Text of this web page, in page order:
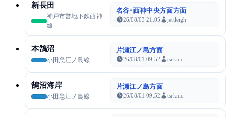
新長田
神戸市営地下鉄西神
線
名谷･西神中央方面方面
26/08/03 21:05 jettleigh
本鵠沼
小田急江ノ島線
片瀬江ノ島方面
26/08/01 09:52 tsrknic
鵠沼海岸
小田急江ノ島線
片瀬江ノ島方面
26/08/01 09:52 tsrknic